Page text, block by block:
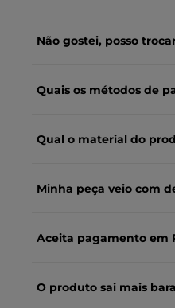
Não gostei, posso
Quais os métodos de
Qual o material do
Minha peça veio com
Aceita pagamento em
O produto sai mais